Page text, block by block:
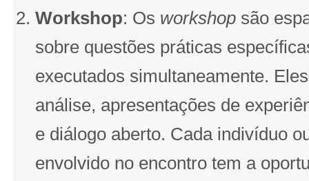
Workshop: Os workshop são
sobre questões práticas
executados simultaneamente.
análise, apresentações de
e diálogo aberto. Cada indivíduo
envolvido no encontro tem a